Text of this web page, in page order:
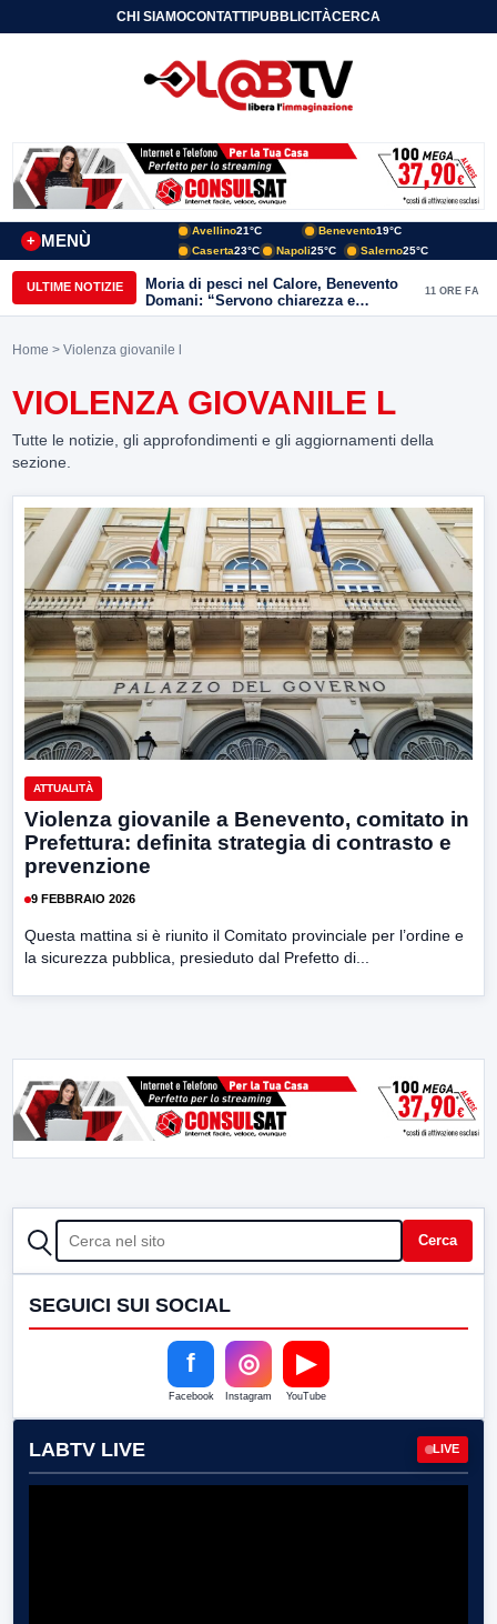
CHI SIAMOCONTATTIPUBBLICITÀCERCA
MENÙ
+
Avellino21°C Benevento19°C
Caserta23°C Napoli25°C Salerno25°C
ULTIME NOTIZIE
Moria di pesci nel Calore, Benevento
Domani: “Servono chiarezza e
approfondimenti sulla gestione
11 ORE FA
Home > Violenza giovanile l
VIOLENZA GIOVANILE L
Tutte le notizie, gli approfondimenti e gli aggiornamenti della
sezione.
ATTUALITÀ
Violenza giovanile a Benevento, comitato in
Prefettura: definita strategia di contrasto e
prevenzione
9 FEBBRAIO 2026
Questa mattina si è riunito il Comitato provinciale per l’ordine e
la sicurezza pubblica, presieduto dal Prefetto di...
CERCA Cerca
SEGUICI SUI SOCIAL
f
Facebook
◎
Instagram
▶
YouTube
LABTV LIVE LIVE